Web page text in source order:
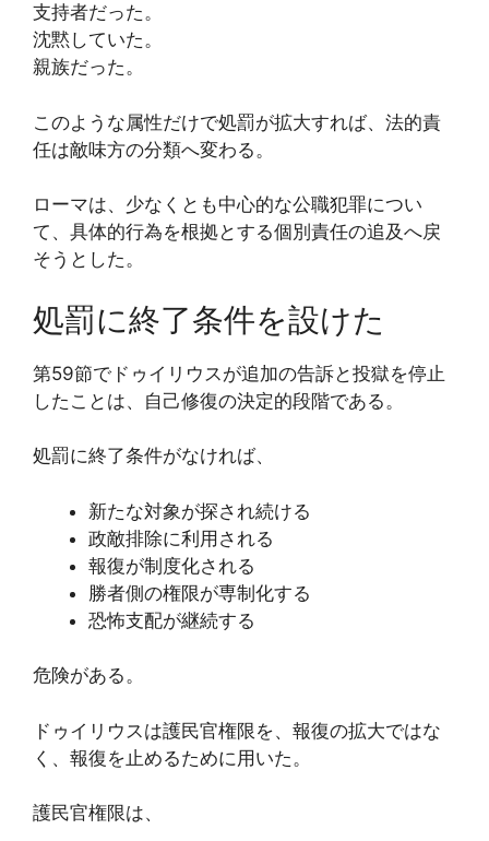
支持者だった。
沈黙していた。
親族だった。
このような属性だけで処罰が拡大すれば、法的責
任は敵味方の分類へ変わる。
ローマは、少なくとも中心的な公職犯罪につい
て、具体的行為を根拠とする個別責任の追及へ戻
そうとした。
処罰に終了条件を設けた
第59節でドゥイリウスが追加の告訴と投獄を停止
したことは、自己修復の決定的段階である。
処罰に終了条件がなければ、
新たな対象が探され続ける
政敵排除に利用される
報復が制度化される
勝者側の権限が専制化する
恐怖支配が継続する
危険がある。
ドゥイリウスは護民官権限を、報復の拡大ではな
く、報復を止めるために用いた。
護民官権限は、